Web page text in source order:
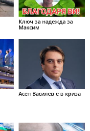
Ключ за надежда за
Максим
Асен Василев е в криза